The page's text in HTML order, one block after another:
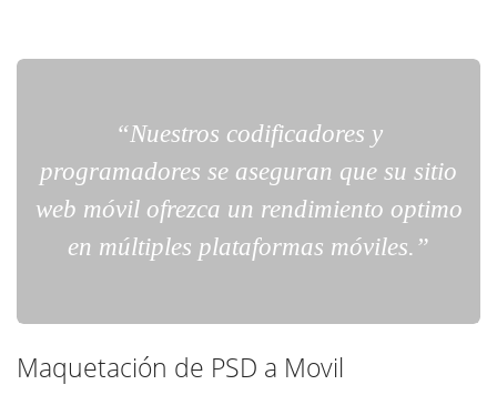
“Nuestros codificadores y
programadores se aseguran que su sitio
web móvil ofrezca un rendimiento optimo
en múltiples plataformas móviles.”
Maquetación de PSD a Movil